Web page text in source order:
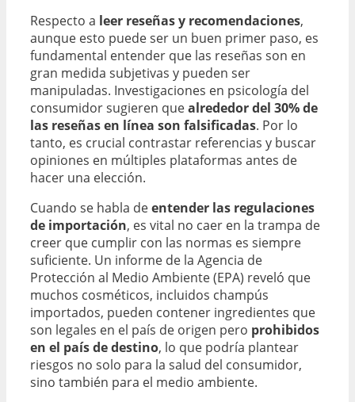
Respecto a leer reseñas y recomendaciones,
aunque esto puede ser un buen primer paso, es
fundamental entender que las reseñas son en
gran medida subjetivas y pueden ser
manipuladas. Investigaciones en psicología del
consumidor sugieren quealrededor del 30% de
las reseñas en línea son falsificadas. Por lo
tanto, es crucial contrastar referencias y buscar
opiniones en múltiples plataformas antes de
hacer una elección.
Cuando se habla deentender las regulaciones
de importación, es vital no caer en la trampa de
creer que cumplir con las normas es siempre
suficiente. Un informe de la Agencia de
Protección al Medio Ambiente (EPA) reveló que
muchos cosméticos, incluidos champús
importados, pueden contener ingredientes que
son legales en el país de origen pero prohibidos
en el país de destino, lo que podría plantear
riesgos no solo para la salud del consumidor,
sino también para el medio ambiente.